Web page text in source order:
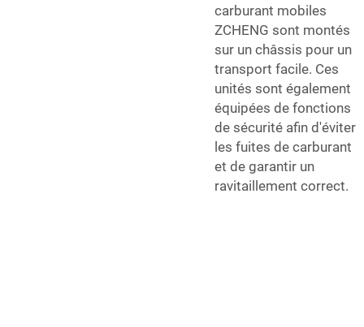
carburant mobiles
ZCHENG sont montés
sur un châssis pour un
transport facile. Ces
unités sont également
équipées de fonctions
de sécurité afin d'éviter
les fuites de carburant
et de garantir un
ravitaillement correct.